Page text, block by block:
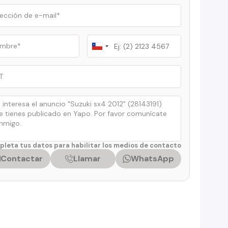
Chile
+56
tus datos para habilitar los medios de contacto
Contactar Llamar WhatsApp